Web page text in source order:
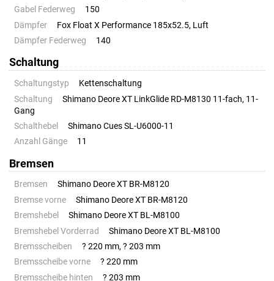
Gabel Federweg
150
Dämpfer
Fox Float X Performance 185x52.5, Luft
Dämpfer Federweg
140
Schaltung
Schaltungstyp
Kettenschaltung
Schaltung
Shimano Deore XT LinkGlide RD-M8130 11-fach, 11-
Gang
Schalthebel
Shimano Cues SL-U6000-11
Anzahl Gänge
11
Bremsen
Bremsen
Shimano Deore XT BR-M8120
Bremse vorne
Shimano Deore XT BR-M8120
Bremshebel
Shimano Deore XT BL-M8100
Bremshebel Vorderrad
Shimano Deore XT BL-M8100
Bremsscheiben
? 220 mm, ? 203 mm
Bremsscheibe vorne
? 220 mm
Bremsscheibe hinten
? 203 mm